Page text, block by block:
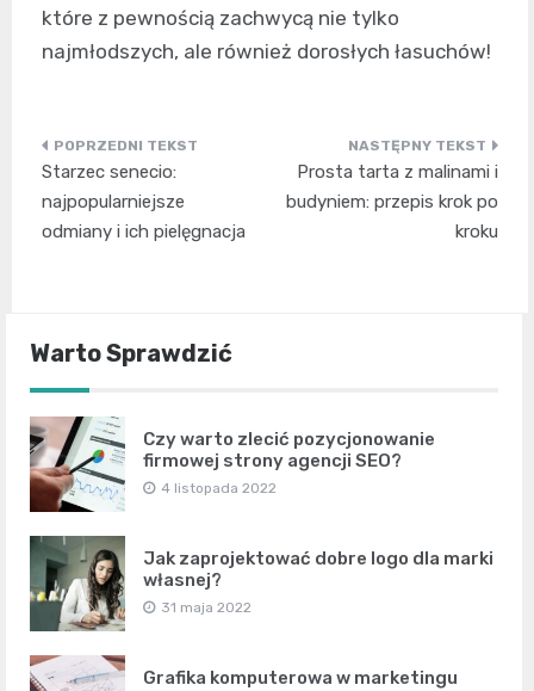
które z pewnością zachwycą nie tylko
najmłodszych, ale również dorosłych łasuchów!
Nawigacja
wpisu
Starzec senecio:
najpopularniejsze
odmiany i ich pielęgnacja
Prosta tarta z malinami i
budyniem: przepis krok po
kroku
Warto Sprawdzić
Czy warto zlecić pozycjonowanie
firmowej strony agencji SEO?
4 listopada 2022
Jak zaprojektować dobre logo dla marki
własnej?
31 maja 2022
Grafika komputerowa w marketingu